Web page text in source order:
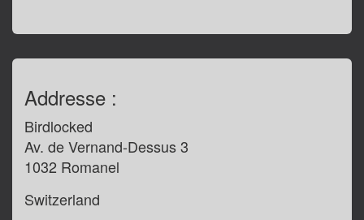
Addresse :
Birdlocked
Av. de Vernand-Dessus 3
1032 Romanel
Switzerland